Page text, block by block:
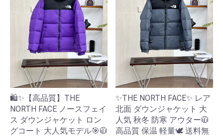
🛍️✨【高品質】THE
NORTH FACE ノースフェイ
ス ダウンジャケット ロン
グコート 大人気モデル🎯🧥
✨THE NORTH FACE✨ レア
北面 ダウンジャケット 大
人気 秋冬 防寒 アウター🧥
高品質 保温 軽量🕊️ 送料無